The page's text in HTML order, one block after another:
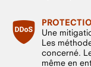
Une
Les
concerné.
même en